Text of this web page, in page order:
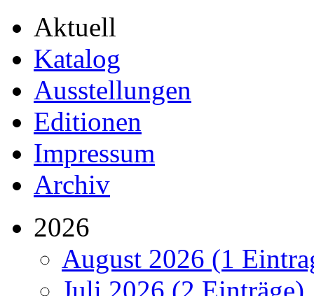
Aktuell
Katalog
Ausstellungen
Editionen
Impressum
Archiv
2026
August 2026 (1